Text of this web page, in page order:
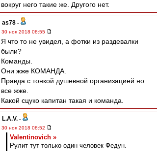
вокруг него такие же. Другого нет.
as78 -
30 ноя 2018 08:55
Я что то не увидел, а фотки из раздевалки
были?
Команды.
Они жже КОМАНДА.
Правда с тонкой душевной организацией но
все жже.
Какой сцуко капитан такая и команда.
L.А.V. -
30 ноя 2018 08:52
Valentinovich »
Рулит тут только один человек Федун.